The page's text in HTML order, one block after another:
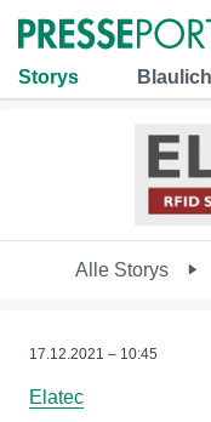
Storys
Alle Storys
17.12.2021 – 10:45
Elatec